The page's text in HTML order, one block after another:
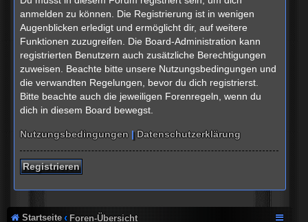
anmelden zu können. Die Registrierung ist in wenigen
Augenblicken erledigt und ermöglicht dir, auf weitere
Funktionen zuzugreifen. Die Board-Administration kann
registrierten Benutzern auch zusätzliche Berechtigungen
zuweisen. Beachte bitte unsere Nutzungsbedingungen und
die verwandten Regelungen, bevor du dich registrierst.
Bitte beachte auch die jeweiligen Forenregeln, wenn du
dich in diesem Board bewegst.
Nutzungsbedingungen |Datenschutzerklärung
Registrieren
Startseite Foren-Übersicht